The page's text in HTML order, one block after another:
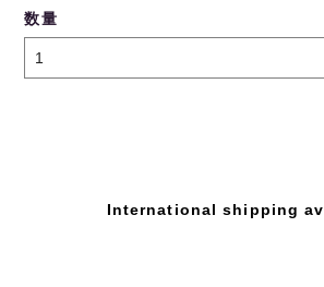
数量
International shipping